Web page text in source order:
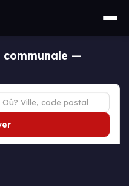
communale —